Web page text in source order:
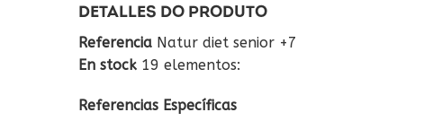
DETALLES DO PRODUTO
Referencia Natur diet senior +7
En stock 19 elementos:
Referencias Específicas